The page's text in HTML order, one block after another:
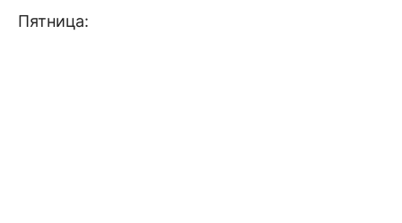
Пятница: